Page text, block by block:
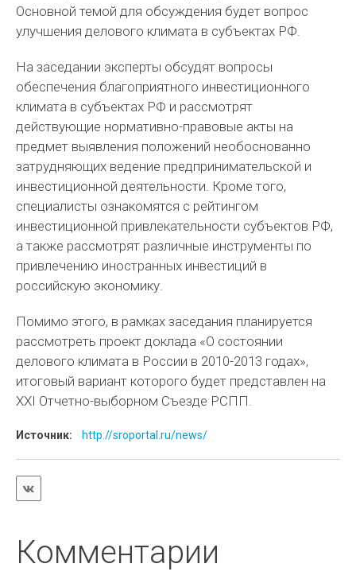
Основной темой для обсуждения будет вопрос
улучшения делового климата в субъектах РФ.
На заседании эксперты обсудят вопросы
обеспечения благоприятного инвестиционного
климата в субъектах РФ и рассмотрят
действующие нормативно-правовые акты на
предмет выявления положений необоснованно
затрудняющих ведение предпринимательской и
инвестиционной деятельности. Кроме того,
специалисты ознакомятся с рейтингом
инвестиционной привлекательности субъектов РФ,
а также рассмотрят различные инструменты по
привлечению иностранных инвестиций в
российскую экономику.
Помимо этого, в рамках заседания планируется
рассмотреть проект доклада «О состоянии
делового климата в России в 2010-2013 годах»,
итоговый вариант которого будет представлен на
XXI Отчетно-выборном Съезде РСПП.
Источник: http://sroportal.ru/news/
Комментарии